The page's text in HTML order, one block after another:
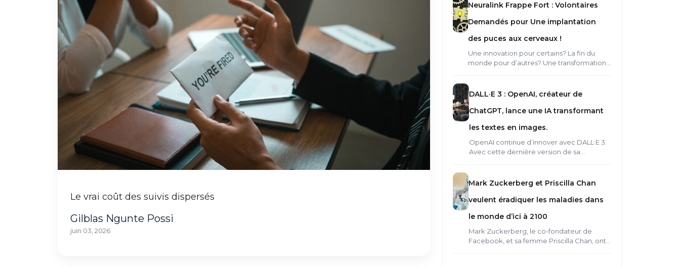
Le vrai coût des suivis dispersés
Gilblas Ngunte Possi
juin 03, 2026
Neuralink Frappe Fort : Volontaires
Demandés pour Une implantation
des puces aux cerveaux !
Une innovation pour certains? La fin du
monde pour d’autres? Une transformation…
DALL·E 3 : OpenAI, créateur de
ChatGPT, lance une IA transformant
les textes en images.
OpenAI continue d’innover avec DALL·E 3.
Avec cette dernière version de sa…
Mark Zuckerberg et Priscilla Chan
veulent éradiquer les maladies dans
le monde d’ici à 2100
Mark Zuckerberg, le co-fondateur de
Facebook, et sa femme Priscilla Chan, ont…